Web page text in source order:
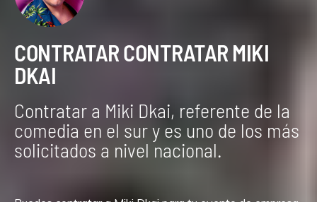
CONTRATAR CONTRATAR MIKI
DKAI
Contratar a Miki Dkai, referente de la
comedia en el sur y es uno de los más
solicitados a nivel nacional.